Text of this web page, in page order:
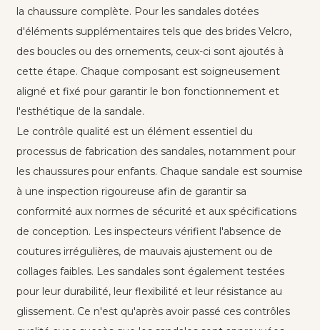
la chaussure complète. Pour les sandales dotées
d'éléments supplémentaires tels que des brides Velcro,
des boucles ou des ornements, ceux-ci sont ajoutés à
cette étape. Chaque composant est soigneusement
aligné et fixé pour garantir le bon fonctionnement et
l'esthétique de la sandale.
Le contrôle qualité est un élément essentiel du
processus de fabrication des sandales, notamment pour
les chaussures pour enfants. Chaque sandale est soumise
à une inspection rigoureuse afin de garantir sa
conformité aux normes de sécurité et aux spécifications
de conception. Les inspecteurs vérifient l'absence de
coutures irrégulières, de mauvais ajustement ou de
collages faibles. Les sandales sont également testées
pour leur durabilité, leur flexibilité et leur résistance au
glissement. Ce n'est qu'après avoir passé ces contrôles